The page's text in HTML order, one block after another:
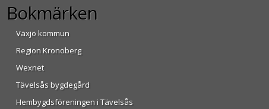
Bokmärken
Växjö kommun
Region Kronoberg
Wexnet
Tävelsås bygdegård
Hembygdsföreningen i Tävelsås